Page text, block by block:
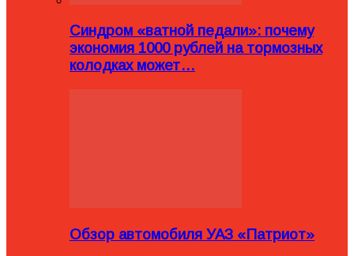
Синдром «ватной педали»: почему
экономия 1000 рублей на тормозных
колодках может…
Обзор автомобиля УАЗ «Патриот»